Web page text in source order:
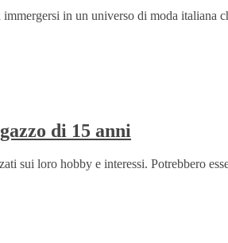
in un universo di moda italiana
di 15 anni
sui loro hobby e interessi. Potrebbero